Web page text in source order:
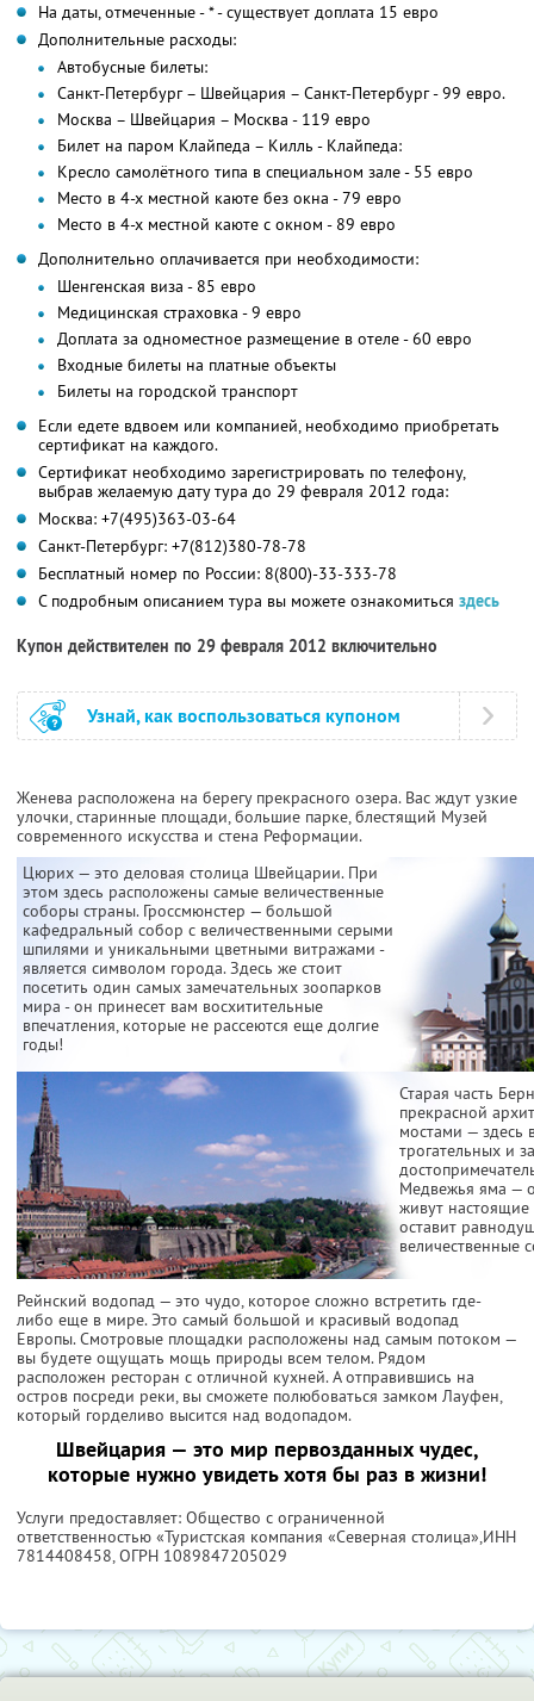
На даты, отмеченные - * - существует доплата 15 евро
Дополнительные расходы:
Автобусные билеты:
Санкт-Петербург – Швейцария – Санкт-Петербург - 99 евро.
Москва – Швейцария – Москва - 119 евро
Билет на паром Клайпеда – Килль - Клайпеда:
Кресло самолётного типа в специальном зале - 55 евро
Место в 4-х местной каюте без окна - 79 евро
Место в 4-х местной каюте с окном - 89 евро
Дополнительно оплачивается при необходимости:
Шенгенская виза - 85 евро
Медицинская страховка - 9 евро
Доплата за одноместное размещение в отеле - 60 евро
Входные билеты на платные объекты
Билеты на городской транспорт
Если едете вдвоем или компанией, необходимо приобретать
сертификат на каждого.
Сертификат необходимо зарегистрировать по телефону,
выбрав желаемую дату тура до 29 февраля 2012 года:
Москва: +7(495)363-03-64
Санкт-Петербург: +7(812)380-78-78
Бесплатный номер по России: 8(800)-33-333-78
С подробным описанием тура вы можете ознакомиться здесь
Купон действителен по 29 февраля 2012 включительно
Узнай, как воспользоваться купоном
Женева расположена на берегу прекрасного озера. Вас ждут узкие
улочки, старинные площади, большие парке, блестящий Музей
современного искусства и стена Реформации.
Цюрих — это деловая столица Швейцарии. При
этом здесь расположены самые величественные
соборы страны. Гроссмюнстер — большой
кафедральный собор с величественными серыми
шпилями и уникальными цветными витражами -
является символом города. Здесь же стоит
посетить один самых замечательных зоопарков
мира - он принесет вам восхитительные
впечатления, которые не рассеются еще долгие
годы!
Старая часть
прекрасной
мостами — здесь
трогательных и
Медвежья яма —
живут
оставит
величественные
Рейнский водопад — это чудо, которое сложно встретить где-
либо еще в мире. Это самый большой и красивый водопад
Европы. Смотровые площадки расположены над самым потоком —
вы будете ощущать мощь природы всем телом. Рядом
расположен ресторан с отличной кухней. А отправившись на
остров посреди реки, вы сможете полюбоваться замком Лауфен,
который горделиво высится над водопадом.
Швейцария — это мир первозданных чудес,
которые нужно увидеть хотя бы раз в жизни!
Услуги предоставляет: Общество с ограниченной
ответственностью «Туристская компания «Северная столица»,ИНН
7814408458, ОГРН 1089847205029